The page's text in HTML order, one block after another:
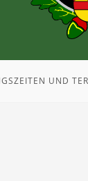
UND